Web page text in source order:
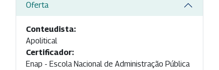
Oferta
Conteudista:
Apolitical
Certificador:
Enap - Escola Nacional de Administração Pública